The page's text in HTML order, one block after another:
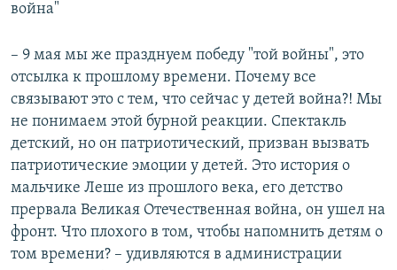
война"
– 9 мая мы же празднуем победу "той войны", это
отсылка к прошлому времени. Почему все
связывают это с тем, что сейчас у детей война?! Мы
не понимаем этой бурной реакции. Спектакль
детский, но он патриотический, призван вызвать
патриотические эмоции у детей. Это история о
мальчике Леше из прошлого века, его детство
прервала Великая Отечественная война, он ушел на
фронт. Что плохого в том, чтобы напомнить детям о
том времени? – удивляются в администрации